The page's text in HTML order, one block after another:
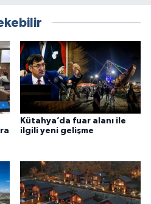
Kütahya’da fuar alanı ile
ilgili yeni gelişme